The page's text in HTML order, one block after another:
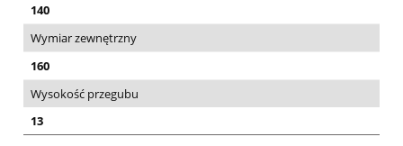
140
Wymiar zewnętrzny
160
Wysokość przegubu
13